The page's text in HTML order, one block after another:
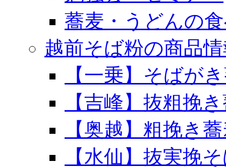
蕎麦・うどんの
越前そば粉の商品
【一乗】そばが
【吉峰】抜粗挽
【奥越】粗挽き
【水仙】抜実挽